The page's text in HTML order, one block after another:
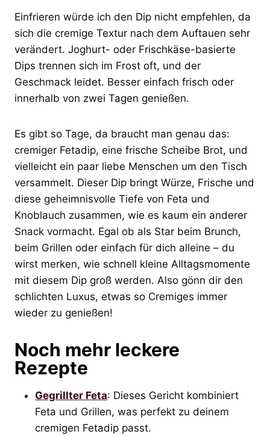
Einfrieren würde ich den Dip nicht empfehlen, da
sich die cremige Textur nach dem Auftauen sehr
verändert. Joghurt- oder Frischkäse-basierte
Dips trennen sich im Frost oft, und der
Geschmack leidet. Besser einfach frisch oder
innerhalb von zwei Tagen genießen.
Es gibt so Tage, da braucht man genau das:
cremiger Fetadip, eine frische Scheibe Brot, und
vielleicht ein paar liebe Menschen um den Tisch
versammelt. Dieser Dip bringt Würze, Frische und
diese geheimnisvolle Tiefe von Feta und
Knoblauch zusammen, wie es kaum ein anderer
Snack vormacht. Egal ob als Star beim Brunch,
beim Grillen oder einfach für dich alleine – du
wirst merken, wie schnell kleine Alltagsmomente
mit diesem Dip groß werden. Also gönn dir den
schlichten Luxus, etwas so Cremiges immer
wieder zu genießen!
Noch mehr leckere
Rezepte
Gegrillter Feta: Dieses Gericht kombiniert
Feta und Grillen, was perfekt zu deinem
cremigen Fetadip passt.